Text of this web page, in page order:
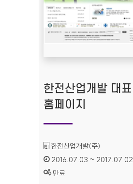
한전산업개발 대표
홈페이지
기관명 :
한전산업개발(주)
인증기간 :
2016.07.03 ~ 2017.07.02
상태 :
만료